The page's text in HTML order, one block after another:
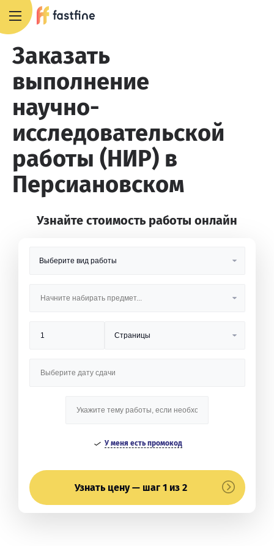
Заказать
выполнение
научно-
исследовательской
работы (НИР) в
Персиановском
Узнайте стоимость работы онлайн
У меня есть промокод
Узнать цену — шаг 1 из 2